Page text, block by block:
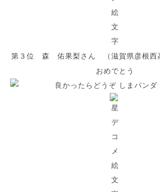
第３位 森 佑果梨さん （滋賀県彦根西
おめでとう